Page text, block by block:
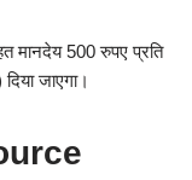
मानदेय 500 रुपए प्रति
जाएगा।